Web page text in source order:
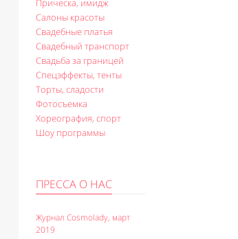
Прическа, имидж
Салоны красоты
Свадебные платья
Свадебный транспорт
Свадьба за границей
Спецэффекты, тенты
Торты, сладости
Фотосъемка
Хореография, спорт
Шоу программы
ПРЕССА О НАС
Журнал Cosmolady, март
2019